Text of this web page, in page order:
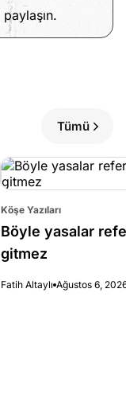
paylaşın.
Tümü
Köşe Yazıları
Böyle yasalar
gitmez
Fatih Altaylı Ağustos 6,